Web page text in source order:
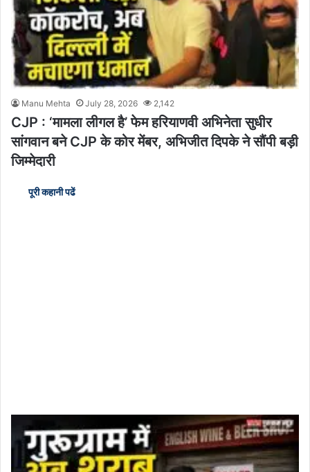
Manu Mehta July 28, 2026 2,142
CJP : ‘मामला लीगल है’ फेम हरियाणवी अभिनेता सुधीर
सांगवान बने CJP के कोर मेंबर, अभिजीत दिपके ने सौंपी बड़ी
जिम्मेदारी
पूरी कहानी पढें